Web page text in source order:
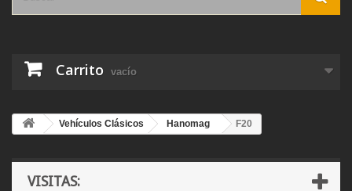
Carrito vacío
Vehículos Clásicos Hanomag F20
VISITAS: